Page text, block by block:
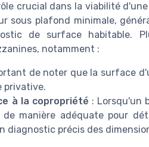
crucial dans la viabilité
sous plafond minimale,
de surface habitable.
notamment :
de noter que la surface
privative.
à la copropriété : Lorsqu'un
manière adéquate pour
diagnostic précis des